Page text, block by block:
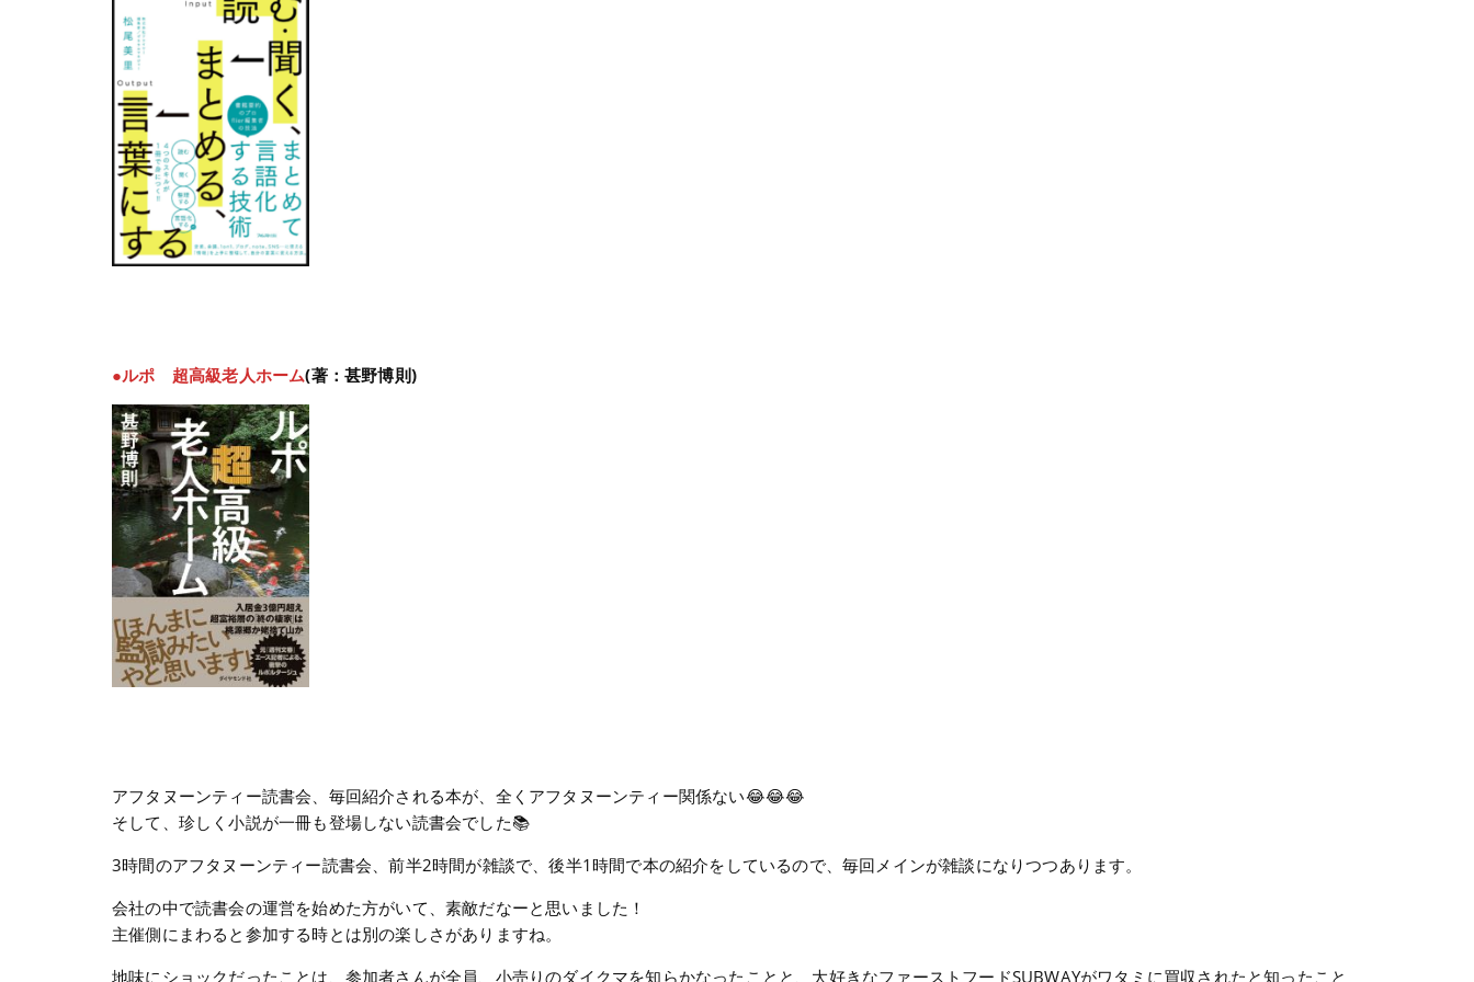
●ルポ 超高級老人ホーム(著：甚野博則)
アフタヌーンティー読書会、毎回紹介される本が、全くアフタヌーンティー関係ない😂😂😂
そして、珍しく小説が一冊も登場しない読書会でした📚
3時間のアフタヌーンティー読書会、前半2時間が雑談で、後半1時間で本の紹介をしているので、毎回メインが雑談になりつつあります。
会社の中で読書会の運営を始めた方がいて、素敵だなーと思いました！
主催側にまわると参加する時とは別の楽しさがありますね。
地味にショックだったことは、参加者さんが全員、小売りのダイクマを知らかなったことと、大好きなファーストフードSUBWAYがワタミに買収されたと知ったこと